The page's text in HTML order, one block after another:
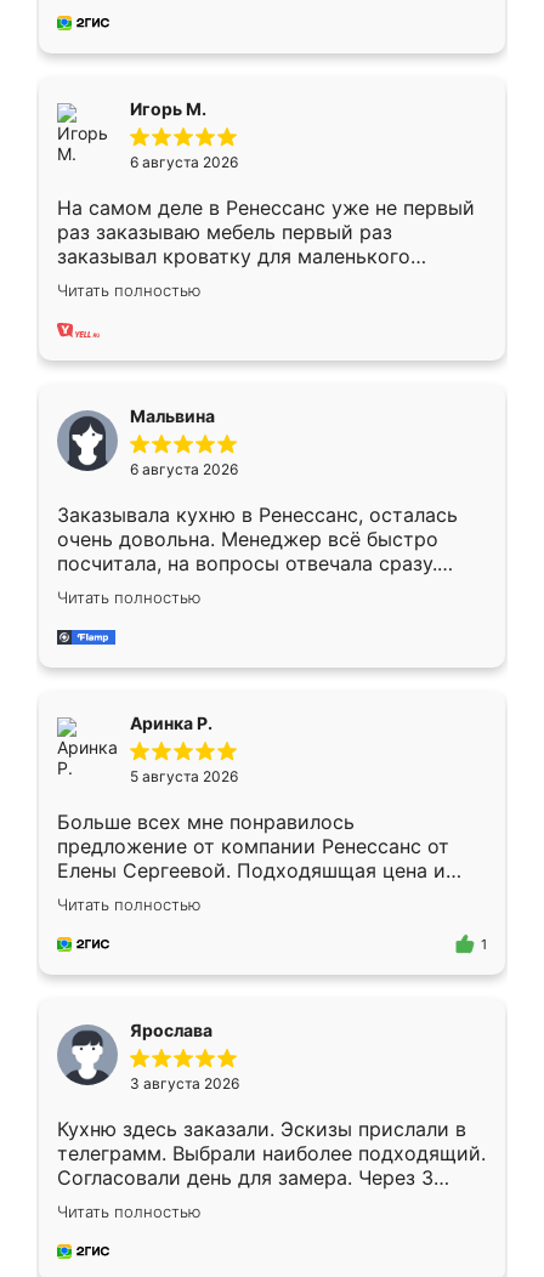
за день, ребята работали аккуратно, даже
Игорь М.
6 августа 2026
На самом деле в Ренессанс уже не первый
раз заказываю мебель первый раз
заказывал кроватку для маленького
ребёнка при его рождении ,во второй раз
заказал шкаф-купе. По качеству очень
хорошее сборка достаточно быстрая,
меньше, здесь же он более разнообразный.
Мне нравится ,если что-то потребуется из
мебели буду заказывать только здесь.
Читать полностью
Мальвина
6 августа 2026
Заказывала кухню в Ренессанс, осталась
очень довольна. Менеджер всё быстро
посчитала, на вопросы отвечала сразу.
Замерщик приехал в субботу, подошёл к
делу со всей ответственностью. Собрали
за день, ребята работали аккуратно, даже
Читать полностью
Аринка Р.
5 августа 2026
Больше всех мне понравилось
предложение от компании Ренессанс от
Елены Сергеевой. Подходяшщая цена и
короткие сроки изготовления. Приехавший
для замера сотрудник Владислав
предложил по моему эскизу самый
Читать полностью
1
Ярослава
3 августа 2026
Кухню здесь заказали. Эскизы прислали в
телеграмм. Выбрали наиболее подходящий.
Согласовали день для замера. Через 3
недели кухня была уже готова. Остались
довольны работой. Спасибо Ренессанс
мебель за качественную работу!
Читать полностью